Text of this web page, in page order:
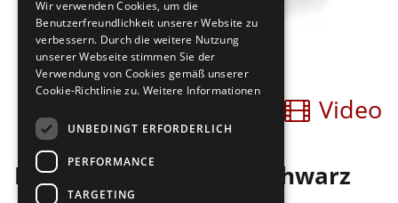
Brautschuhe
Sneaker
Übergrößen 43-44
Flexerinas
Merlet
Nueva Epoca
RayRose
Rummos
Bilder Video
RayRose 415 Solstice schwarz
Wir verwenden Cookies, um die
Benutzerfreundlichkeit unserer Website zu
verbessern. Durch die weitere Nutzung
unserer Webseite stimmen Sie der
Verwendung von Cookies gemäß unserer
Cookie-Richtlinie zu. Weitere Informationen
UNBEDINGT ERFORDERLICH
PERFORMANCE
TARGETING